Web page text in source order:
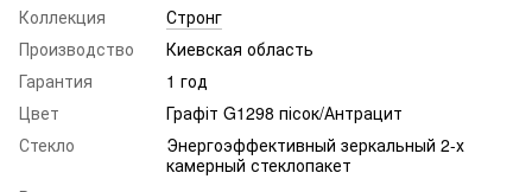
Коллекция
Стронг
Производство
Киевская область
Гарантия
1 год
Цвет
Графіт G1298 пісок/Антрацит
Стекло
Энергоэффективный зеркальный 2-х
камерный стеклопакет